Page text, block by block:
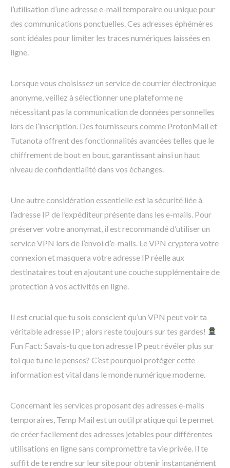
l’utilisation d’une adresse e-mail temporaire ou unique pour
des communications ponctuelles. Ces adresses éphémères
sont idéales pour limiter les traces numériques laissées en
ligne.
Lorsque vous choisissez un service de courrier électronique
anonyme, veillez à sélectionner une plateforme ne
nécessitant pas la communication de données personnelles
lors de l’inscription. Des fournisseurs comme ProtonMail et
Tutanota offrent des fonctionnalités avancées telles que le
chiffrement de bout en bout, garantissant ainsi un haut
niveau de confidentialité dans vos échanges.
Une autre considération essentielle est la sécurité liée à
l’adresse IP de l’expéditeur présente dans les e-mails. Pour
préserver votre anonymat, il est recommandé d’utiliser un
service VPN lors de l’envoi d’e-mails. Le VPN cryptera votre
connexion et masquera votre adresse IP réelle aux
destinataires tout en ajoutant une couche supplémentaire de
protection à vos activités en ligne.
Il est crucial que tu sois conscient qu’un VPN peut voir ta
véritable adresse IP ; alors reste toujours sur tes gardes!
Fun Fact: Savais-tu que ton adresse IP peut révéler plus sur
toi que tu ne le penses? C’est pourquoi protéger cette
information est vital dans le monde numérique moderne.
Concernant les services proposant des adresses e-mails
temporaires, Temp Mail est un outil pratique qui te permet
de créer facilement des adresses jetables pour différentes
utilisations en ligne sans compromettre ta vie privée. Il te
suffit de te rendre sur leur site pour obtenir instantanément